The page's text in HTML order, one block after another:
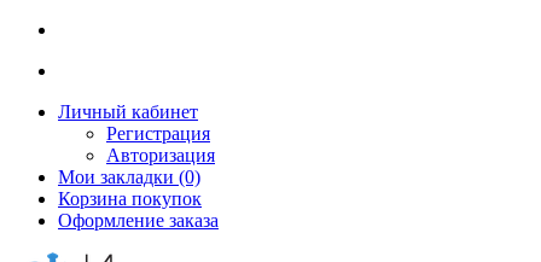
Личный кабинет
Регистрация
Авторизация
Мои закладки (0)
Корзина покупок
Оформление заказа